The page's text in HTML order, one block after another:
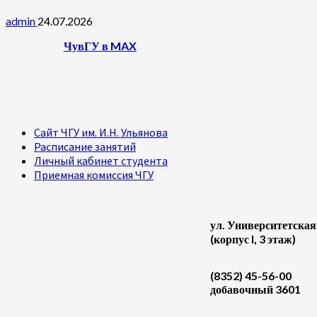
admin 24.07.2026
ЧувГУ в MAX
Сайт ЧГУ им. И.Н. Ульянова
Расписание занятий
Личный кабинет студента
Приемная комиссия ЧГУ
ул.
(корпус I, 3 этаж)
(8352) 45-56-00
добавочный 3601